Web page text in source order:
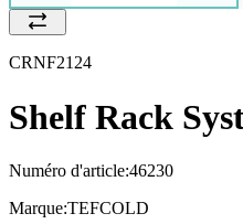
CRNF2124
Shelf Rack
Numéro d'article:46230
Marque:TEFCOLD